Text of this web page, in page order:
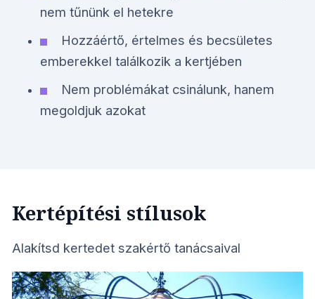
nem tűnünk el hetekre
Hozzáértő, értelmes és becsületes
emberekkel találkozik a kertjében
Nem problémákat csinálunk, hanem
megoldjuk azokat
Kertépítési stílusok
Alakítsd kertedet szakértő tanácsaival